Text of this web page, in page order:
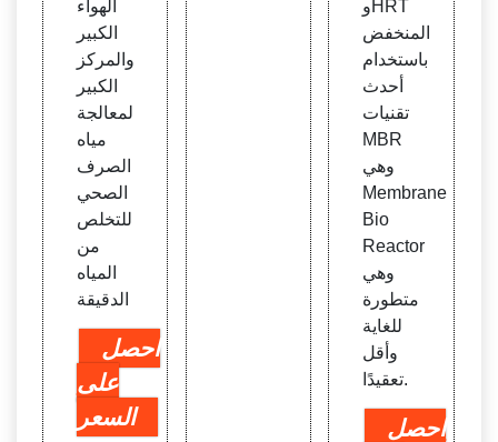
الهواء
الكبير
والمركز
الكبير
لمعالجة
مياه
الصرف
الصحي
للتخلص
من
المياه
الدقيقة
احصل
على
السعر
وHRT
المنخفض
باستخدام
أحدث
تقنيات
MBR
وهي
Membrane
Bio
Reactor
وهي
متطورة
للغاية
وأقل
تعقيدًا.
احصل